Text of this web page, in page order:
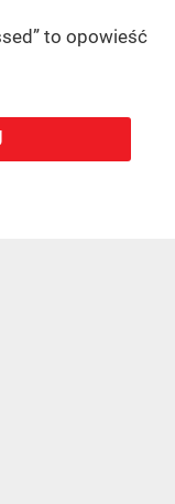
to opowieść